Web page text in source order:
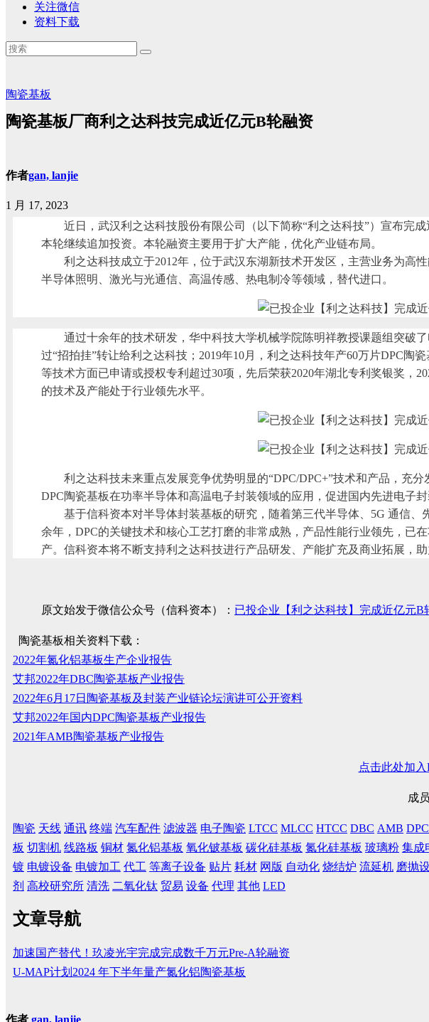
关注微信
资料下载
陶瓷基板
陶瓷基板厂商利之达科技完成近亿元B轮融资
作者gan, lanjie
1 月 17, 2023
近日，武汉利之达科技股份有限公司（以下简称“利之达科技”）宣布完
本轮继续追加投资。本轮融资主要用于扩大产能，优化产业链布局。
利之达科技成立于2012年，位于武汉东湖新技术开发区，主营业务为高
半导体照明、激光与光通信、高温传感、热电制冷等领域，替代进口。
通过十余年的技术研发，华中科技大学机械学院陈明祥教授课题组突破
过“招拍挂”转让给利之达科技；2019年10月，利之达科技年产60万片DPC
等技术方面已申请或授权专利超过30项，先后荣获2020年湖北专利奖银奖，
的技术及产能处于行业领先水平。
利之达科技未来重点发展竞争优势明显的“DPC/DPC+”技术和产品，充
DPC陶瓷基板在功率半导体和高温电子封装领域的应用，促进国内先进电子封
基于信科资本对半导体封装基板的研究，随着第三代半导体、5G 通信
余年，DPC的关键技术和核心工艺打磨的非常成熟，产品性能行业领先，已
产。信科资本将不断支持利之达科技进行产品研发、产能扩充及商业拓展，助
原文始发于微信公众号（信科资本）： 已投企业【利之达科技】完成近亿元
陶瓷基板相关资料下载：
2022年氮化铝基板生产企业报告
艾邦2022年DBC陶瓷基板产业报告
2022年6月17日陶瓷基板及封装产业链论坛演讲可公开资料
艾邦2022年国内DPC陶瓷基板产业报告
2021年AMB陶瓷基板产业报告
点击此处加
成
陶瓷 天线 通讯 终端 汽车配件 滤波器 电子陶瓷 LTCC MLCC HTCC DBC AMB DPC
板 切割机 线路板 铜材 氮化铝基板 氧化铍基板 碳化硅基板 氮化硅基板 玻璃粉 集成
镀 电镀设备 电镀加工 代工 等离子设备 贴片 耗材 网版 自动化 烧结炉 流延机 磨抛
剂 高校研究所 清洗 二氧化钛 贸易 设备 代理 其他 LED
文章导航
加速国产替代！玖凌光宇完成完成数千万元Pre-A轮融资
U-MAP计划2024 年下半年量产氮化铝陶瓷基板
作者 gan, lanjie